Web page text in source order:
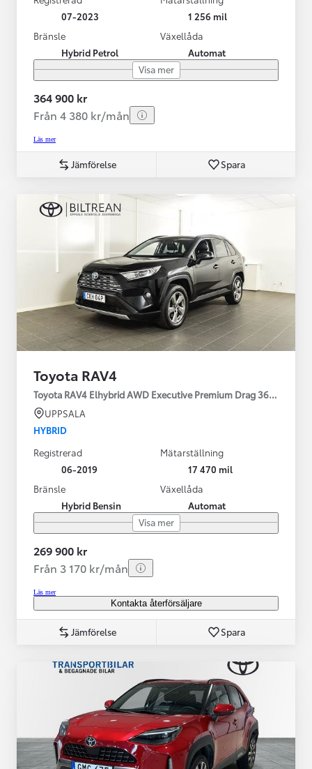
07-2023
1 256 mil
Bränsle
Hybrid Petrol
Växellåda
Automat
Visa mer
364 900 kr
Från 4 380 kr/mån
Läs mer
Jämförelse Spara
Toyota RAV4
Toyota RAV4 Elhybrid AWD Executive Premium Drag 360-kamera
UPPSALA
HYBRID
Registrerad
06-2019
Mätarställning
17 470 mil
Bränsle
Hybrid Bensin
Växellåda
Automat
Visa mer
269 900 kr
Från 3 170 kr/mån
Läs mer
Kontakta återförsäljare
Jämförelse Spara